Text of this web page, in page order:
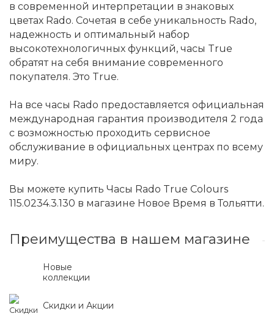
в современной интерпретации в знаковых
цветах Rado. Сочетая в себе уникальность Rado,
надежность и оптимальный набор
высокотехнологичных функций, часы True
обратят на себя внимание современного
покупателя. Это True.
На все часы Rado предоставляется официальная
международная гарантия производителя 2 года
с возможностью проходить сервисное
обслуживание в официальных центрах по всему
миру.
Вы можете купить Часы Rado True Colours
115.0234.3.130 в магазине Новое Время в Тольятти.
Преимущества в нашем магазине
Новые
коллекции
Скидки и Акции